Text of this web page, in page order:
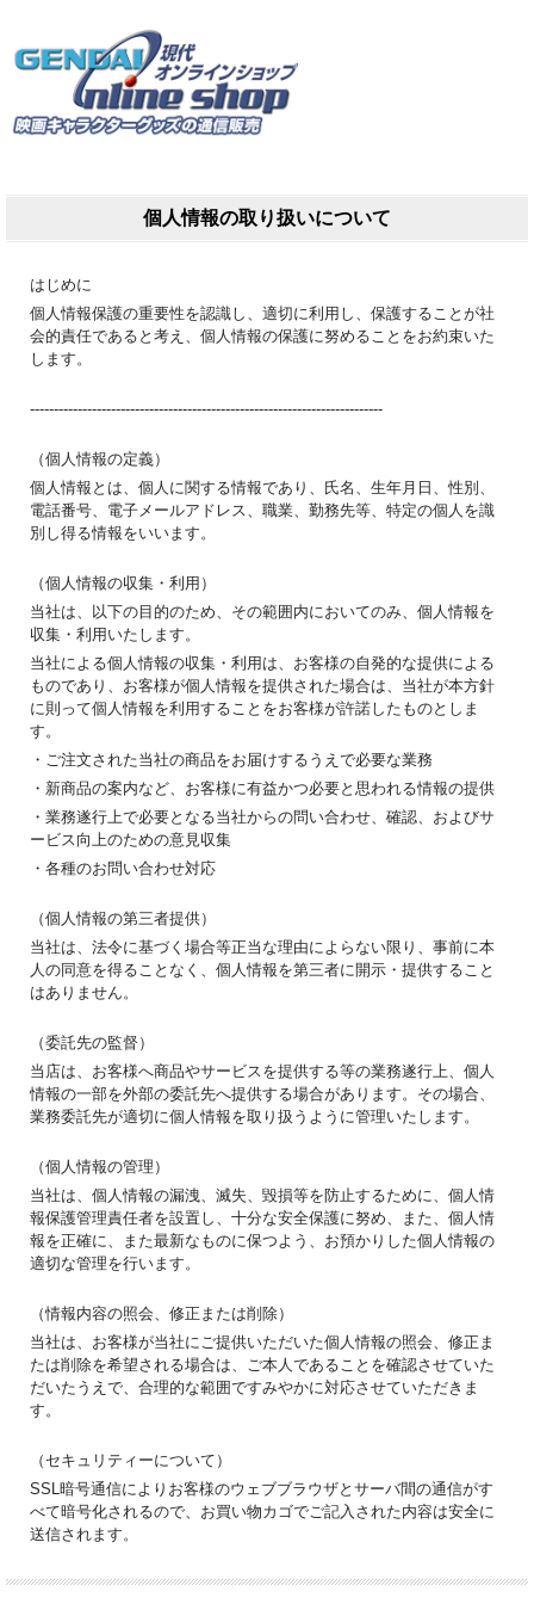
個人情報の取り扱いについて
はじめに
個人情報保護の重要性を認識し、適切に利用し、保護することが社
会的責任であると考え、個人情報の保護に努めることをお約束いた
します。
--------------------------------------------------------------------------
（個人情報の定義）
個人情報とは、個人に関する情報であり、氏名、生年月日、性別、
電話番号、電子メールアドレス、職業、勤務先等、特定の個人を識
別し得る情報をいいます。
（個人情報の収集・利用）
当社は、以下の目的のため、その範囲内においてのみ、個人情報を
収集・利用いたします。
当社による個人情報の収集・利用は、お客様の自発的な提供による
ものであり、お客様が個人情報を提供された場合は、当社が本方針
に則って個人情報を利用することをお客様が許諾したものとしま
す。
・ご注文された当社の商品をお届けするうえで必要な業務
・新商品の案内など、お客様に有益かつ必要と思われる情報の提供
・業務遂行上で必要となる当社からの問い合わせ、確認、およびサ
ービス向上のための意見収集
・各種のお問い合わせ対応
（個人情報の第三者提供）
当社は、法令に基づく場合等正当な理由によらない限り、事前に本
人の同意を得ることなく、個人情報を第三者に開示・提供すること
はありません。
（委託先の監督）
当店は、お客様へ商品やサービスを提供する等の業務遂行上、個人
情報の一部を外部の委託先へ提供する場合があります。その場合、
業務委託先が適切に個人情報を取り扱うように管理いたします。
（個人情報の管理）
当社は、個人情報の漏洩、滅失、毀損等を防止するために、個人情
報保護管理責任者を設置し、十分な安全保護に努め、また、個人情
報を正確に、また最新なものに保つよう、お預かりした個人情報の
適切な管理を行います。
（情報内容の照会、修正または削除）
当社は、お客様が当社にご提供いただいた個人情報の照会、修正ま
たは削除を希望される場合は、ご本人であることを確認させていた
だいたうえで、合理的な範囲ですみやかに対応させていただきま
す。
（セキュリティーについて）
SSL暗号通信によりお客様のウェブブラウザとサーバ間の通信がす
べて暗号化されるので、お買い物カゴでご記入された内容は安全に
送信されます。